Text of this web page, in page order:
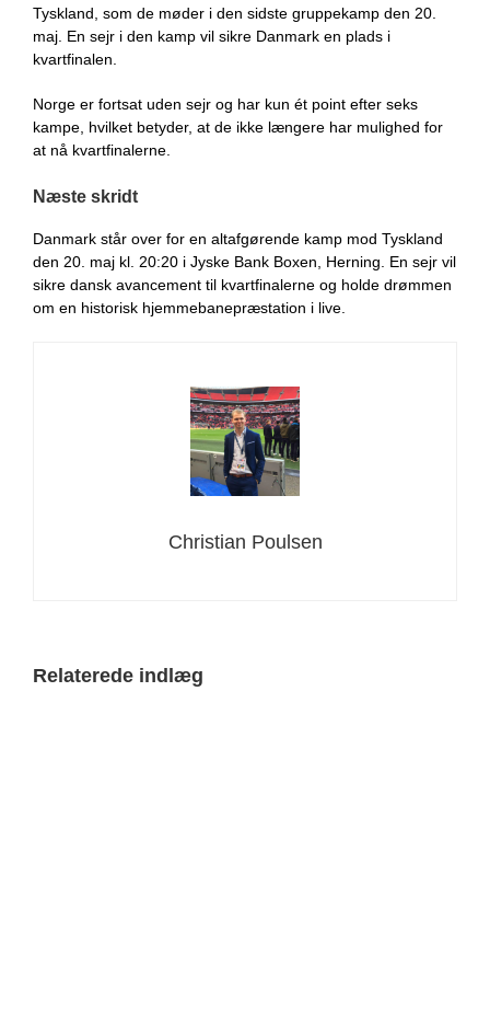
Tyskland, som de møder i den sidste gruppekamp den 20.
maj. En sejr i den kamp vil sikre Danmark en plads i
kvartfinalen.
Norge er fortsat uden sejr og har kun ét point efter seks
kampe, hvilket betyder, at de ikke længere har mulighed for
at nå kvartfinalerne.
Næste skridt
Danmark står over for en altafgørende kamp mod Tyskland
den 20. maj kl. 20:20 i Jyske Bank Boxen, Herning. En sejr vil
sikre dansk avancement til kvartfinalerne og holde drømmen
om en historisk hjemmebanepræstation i live.
Christian Poulsen
Relaterede indlæg